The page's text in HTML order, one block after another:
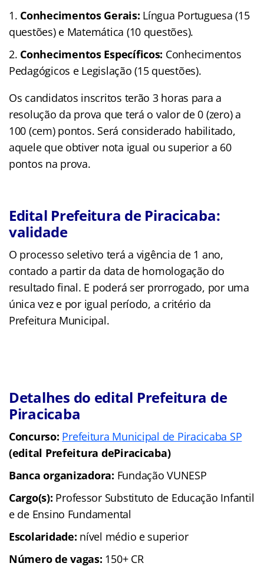
Conhecimentos Gerais: Língua Portuguesa (15
questões) e Matemática (10 questões).
Conhecimentos Específicos: Conhecimentos
Pedagógicos e Legislação (15 questões).
Os candidatos inscritos terão 3 horas para a
resolução da prova que terá o valor de 0 (zero) a
100 (cem) pontos. Será considerado habilitado,
aquele que obtiver nota igual ou superior a 60
pontos na prova.
Edital Prefeitura de Piracicaba:
validade
O processo seletivo terá a vigência de 1 ano,
contado a partir da data de homologação do
resultado final. E poderá ser prorrogado, por uma
única vez e por igual período, a critério da
Prefeitura Municipal.
Detalhes do edital Prefeitura de
Piracicaba
Concurso: Prefeitura Municipal de Piracicaba SP
(edital Prefeitura dePiracicaba)
Banca organizadora: Fundação VUNESP
Cargo(s): Professor Substituto de Educação Infantil
e de Ensino Fundamental
Escolaridade: nível médio e superior
Número de vagas: 150+ CR